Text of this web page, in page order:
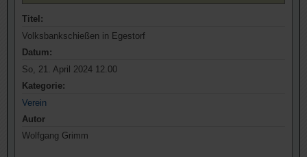
Titel:
Volksbankschießen in Egestorf
Datum:
So, 21. April 2024 12.00
Kategorie:
Verein
Autor
Wolfgang Grimm